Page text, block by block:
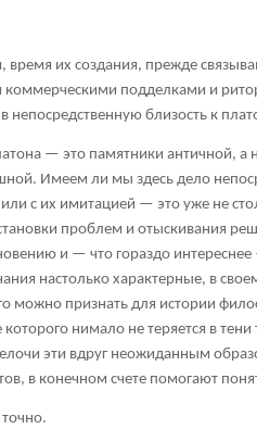
их создания, прежде
коммерческими подделками и
в непосредственную близость к
— это памятники античной, а
Имеем ли мы здесь дело
с их имитацией — это уже не
проблем и отыскивания
и — что гораздо
настолько характерные, в
можно признать для истории
нимало не теряется в тени
эти вдруг неожиданным
в конечном счете помогают